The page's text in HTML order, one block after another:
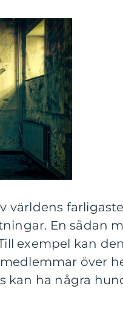
världens
En sådan
exempel kan den
över
kan ha några